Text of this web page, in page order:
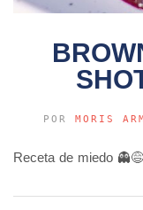
POR MORIS
Receta de miedo 👻😅